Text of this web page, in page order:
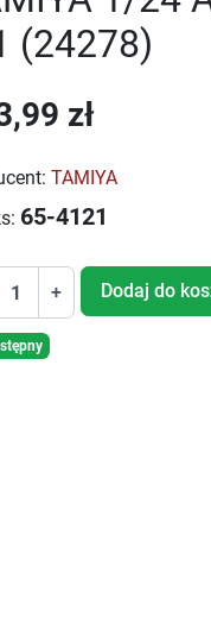
(24278)
zł
TAMIYA
65-4121
+ Dodaj do